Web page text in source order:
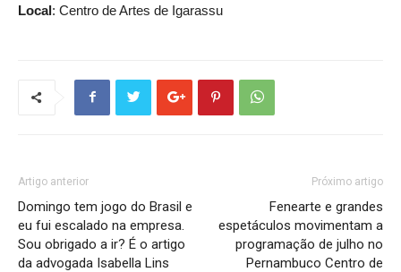
Local: Centro de Artes de Igarassu
Artigo anterior
Domingo tem jogo do Brasil e
eu fui escalado na empresa.
Sou obrigado a ir? É o artigo
da advogada Isabella Lins
Próximo artigo
Fenearte e grandes
espetáculos movimentam a
programação de julho no
Pernambuco Centro de